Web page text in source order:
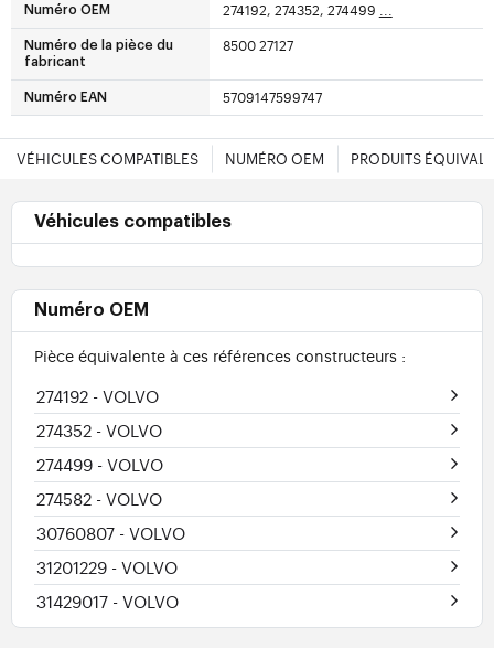
Numéro OEM 274192, 274352, 274499
Numéro de la pièce du
fabricant
8500 27127
Numéro EAN 5709147599747
VÉHICULES COMPATIBLES NUMÉRO OEM PRODUITS
Véhicules compatibles
Numéro OEM
Pièce équivalente à ces références constructeurs :
274192 - VOLVO
274352 - VOLVO
274499 - VOLVO
274582 - VOLVO
30760807 - VOLVO
31201229 - VOLVO
31429017 - VOLVO